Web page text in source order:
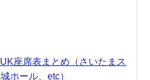
座席表まとめ（さいたまス
ホール、etc）